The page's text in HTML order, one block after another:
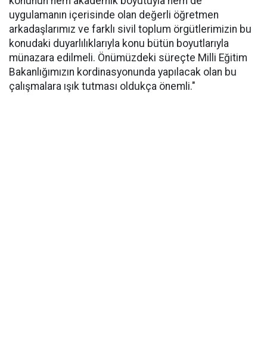
uygulamanın içerisinde olan değerli öğretmen
arkadaşlarımız ve farklı sivil toplum örgütlerimizin bu
konudaki duyarlılıklarıyla konu bütün boyutlarıyla
münazara edilmeli. Önümüzdeki süreçte Milli Eğitim
Bakanlığımızın kordinasyonunda yapılacak olan bu
çalışmalara ışık tutması oldukça önemli."